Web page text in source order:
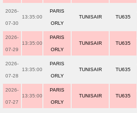
2026-
07-30
13:35:00
PARIS
ORLY
TUNISAIR TU635
2026-
07-29
13:35:00
PARIS
ORLY
TUNISAIR TU635
2026-
07-28
13:35:00
PARIS
ORLY
TUNISAIR TU635
2026-
07-27
13:35:00
PARIS
ORLY
TUNISAIR TU635